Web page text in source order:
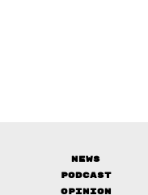
News
Podcast
Opinion